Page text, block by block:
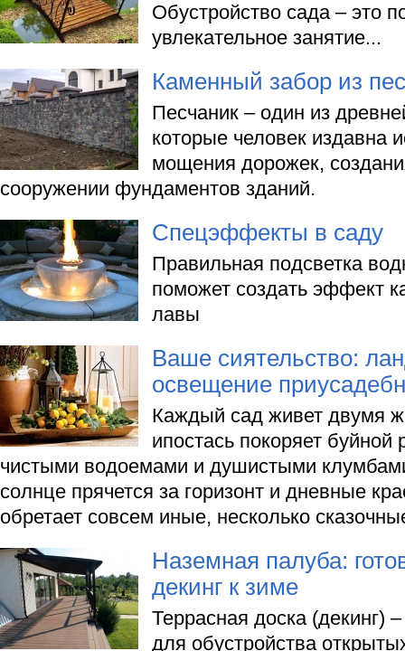
Обустройство сада – это
увлекательное занятие...
Каменный забор из
Песчаник – один из
которые человек издавна
мощения дорожек,
сооружении фундаментов зданий.
Спецэффекты в саду
Правильная подсветка
поможет создать эффект
лавы
Ваше сиятельство:
освещение
Каждый сад живет двумя
ипостась покоряет буйной
чистыми водоемами и душистыми
солнце прячется за горизонт и дневные
обретает совсем иные, несколько
Наземная палуба:
декинг к зиме
Террасная доска (декинг)
для обустройства